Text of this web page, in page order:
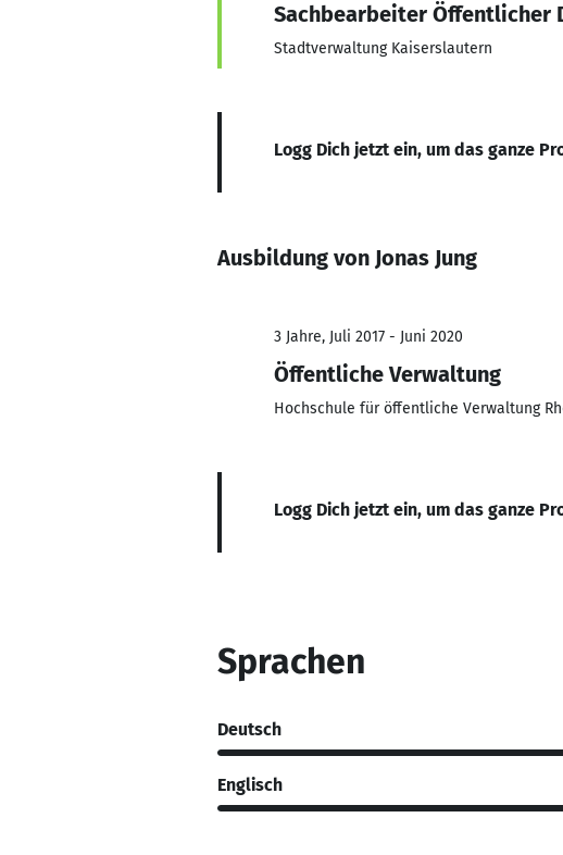
Sachbearbeiter Öffentlicher
Stadtverwaltung Kaiserslautern
Logg Dich jetzt ein, um das ganze
Ausbildung von Jonas Jung
3 Jahre, Juli 2017 - Juni 2020
Öffentliche Verwaltung
Hochschule für öffentliche Verwaltung
Logg Dich jetzt ein, um das ganze
Sprachen
Deutsch
Englisch